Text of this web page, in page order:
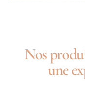
Nos
une